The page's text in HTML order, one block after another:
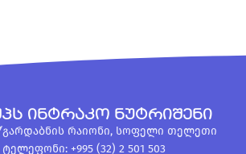
ინტრაკო ნუტრიშენი
გარდაბნის რაიონი, სოფელი თელეთი
ტელეფონი: +995 (32) 2 501 503